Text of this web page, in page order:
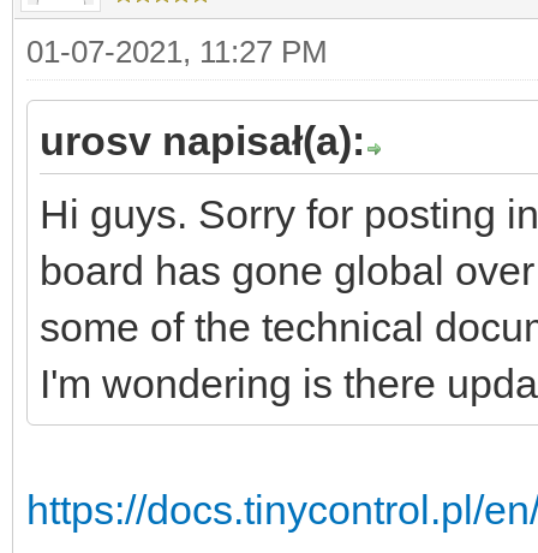
01-07-2021, 11:27 PM
urosv napisał(a):
Hi guys. Sorry for posting
board has gone global
some of the technical
I'm wondering is there
https://docs.tinycontrol.pl/